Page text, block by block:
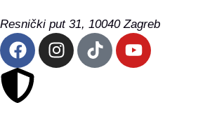
Resnički put 31, 10040 Zagreb